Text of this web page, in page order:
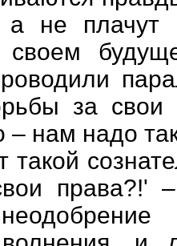
не плачут
своем
за
– нам надо
такой
права?!'